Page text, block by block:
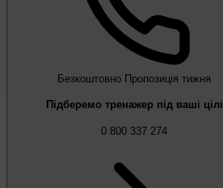
Безкоштовно Пропозиція тижня
Підберемо тренажер під ваші цілі
0 800 337 274